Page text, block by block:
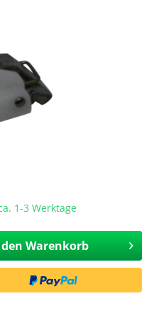
1-3 Werktage
Warenkorb